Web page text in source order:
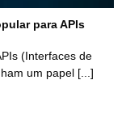
para APIs
(Interfaces de
um papel [...]